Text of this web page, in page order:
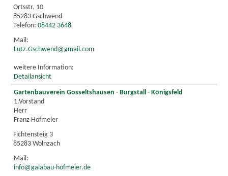
Ortsstr. 10
85283 Gschwend
Telefon: 08442 3648
Mail:
Lutz.Gschwend@gmail.com
weitere Information:
Detailansicht
Gartenbauverein Gosseltshausen - Burgstall - Königsfeld
1.Vorstand
Herr
Franz Hofmeier
Fichtensteig 3
85283 Wolnzach
Mail:
info@galabau-hofmeier.de